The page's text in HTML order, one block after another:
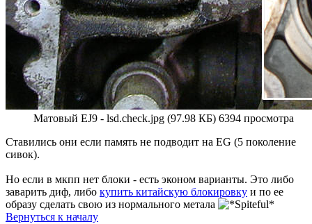
Матовый EJ9 - lsd.check.jpg (97.98 КБ) 6394 просмотра
Ставились они если память не подводит на EG (5 поколение
сивок).
Но если в мкпп нет блоки - есть эконом варианты. Это либо
заварить диф, либо купить китайскую блокировку и по ее
образу сделать свою из нормального метала
Вернуться к началу